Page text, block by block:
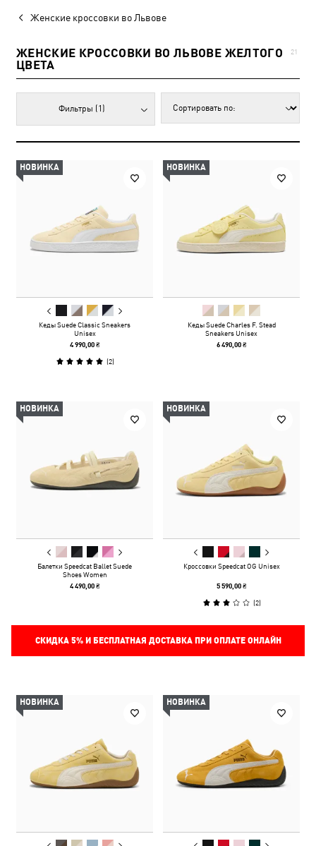
Женские кроссовки во Львове
ЖЕНСКИЕ КРОССОВКИ ВО ЛЬВОВЕ ЖЕЛТОГО
ЦВЕТА
21
Фильтры (1)
НОВИНКА
Кеды Suede Classic Sneakers
Unisex
4 990,00 ₴
(2)
НОВИНКА
Кеды Suede Charles F. Stead
Sneakers Unisex
6 490,00 ₴
НОВИНКА
Балетки Speedcat Ballet Suede
Shoes Women
4 490,00 ₴
НОВИНКА
Кроссовки Speedcat OG Unisex
5 590,00 ₴
(2)
СКИДКА 5%И БЕСПЛАТНАЯ ДОСТАВКА ПРИ ОПЛАТЕ ОНЛАЙН
НОВИНКА НОВИНКА